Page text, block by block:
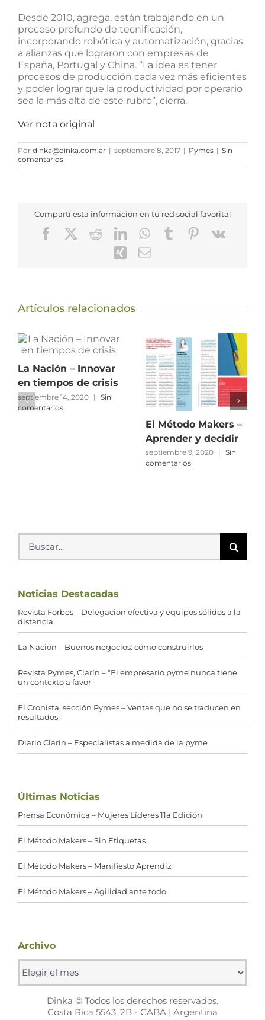
Desde 2010, agrega, están trabajando en un
proceso profundo de tecnificación,
incorporando robótica y automatización, gracias
a alianzas que lograron con empresas de
España, Portugal y China. “La idea es tener
procesos de producción cada vez más eficientes
y poder lograr que la productividad por operario
sea la más alta de este rubro”, cierra.
Ver nota original
Por dinka@dinka.com.ar | septiembre 8, 2017 | Pymes | Sin
comentarios
Compartí esta información en tu red social favorita!
FacebookRedditLinkedInWhatsApp
TumblrPinterest
Vk
XingCorreo
Artículos relacionados
La Nación – Innovar
en tiempos de crisis
septiembre 14, 2020 |
Sin
comentarios
El Método Makers –
Aprender y decidir
septiembre 9, 2020 |
Sin
comentarios
Buscar:
Noticias Destacadas
Revista Forbes – Delegación efectiva y equipos sólidos a la
distancia
La Nación – Buenos negocios: cómo construirlos
Revista Pymes, Clarín – “El empresario pyme nunca tiene
un contexto a favor”
El Cronista, sección Pymes – Ventas que no se traducen en
resultados
Diario Clarín – Especialistas a medida de la pyme
Últimas Noticias
Prensa Económica – Mujeres Líderes 11a Edición
El Método Makers – Sin Etiquetas
El Método Makers – Manifiesto Aprendiz
El Método Makers – Agilidad ante todo
Archivo
Archivo
Dinka © Todos los derechos reservados.
Costa Rica 5543, 2B - CABA | Argentina